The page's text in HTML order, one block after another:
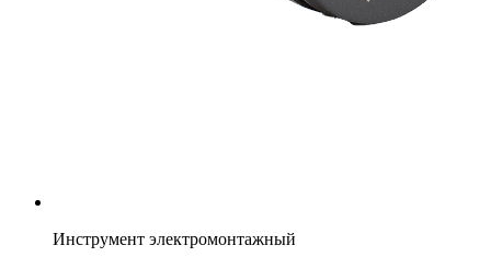
Инструмент электромонтажный